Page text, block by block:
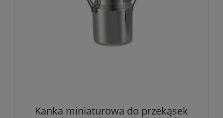
Kanka miniaturowa do przekąsek